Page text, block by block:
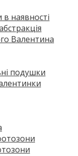
наявності
Валентина
подушки